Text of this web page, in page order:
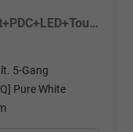
1.0 MPI Sitzheizung+AppConnect+PDC+LED+Touch+Lichtsensor+MultiLenkrad
5-Gang
Pure White